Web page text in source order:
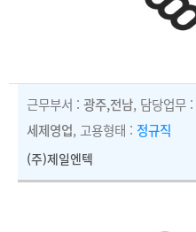
근무부서 : 광주,전남, 담당업무 :
세제영업, 고용형태 : 정규직
(주)제일엔텍